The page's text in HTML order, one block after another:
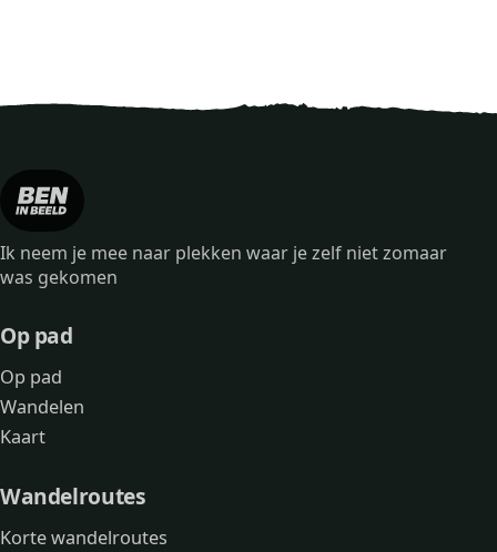
Ik neem je mee naar plekken waar je zelf niet zomaar
was gekomen
Op pad
Op pad
Wandelen
Kaart
Wandelroutes
Korte wandelroutes